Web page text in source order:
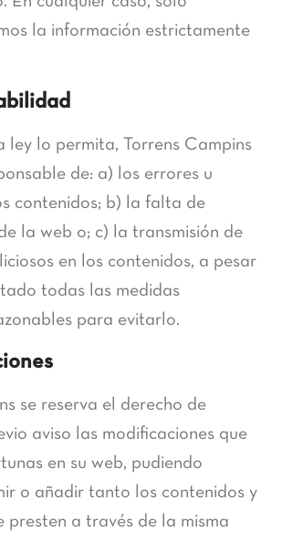
la información estrictamente
ley lo permita, Torrens Campins
de: a) los errores u
contenidos; b) la falta de
la web o; c) la transmisión de
en los contenidos, a pesar
todas las medidas
para evitarlo.
se reserva el derecho de
aviso las modificaciones que
en su web, pudiendo
o añadir tanto los contenidos y
presten a través de la misma